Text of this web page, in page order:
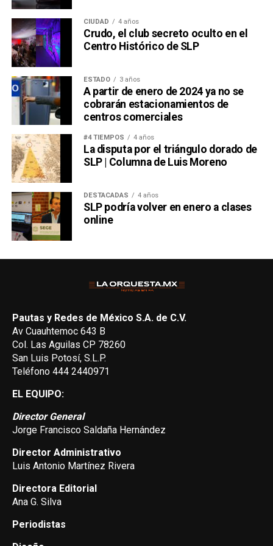
Borges tenía razón: son dos calvos peleándose por un
peine. Lo que el escritor no sabía, y seguramente no
hubiera querido saber considerando cuánto odiaba al
futbol, es que
ese peine hoy tiene la forma de un
boleto a la Final del domingo
También lee:
El Futbol Une al Mundo: Crónica de un Japón
vs Túnez
CIUDAD 4 años
Crudo, el club secreto oculto en el
Centro Histórico de SLP
ESTADO 3 años
A partir de enero de 2024 ya no se
cobrarán estacionamientos de
centros comerciales
#4 TIEMPOS 4 años
La disputa por el triángulo dorado de
SLP | Columna de Luis Moreno
DESTACADAS 4 años
SLP podría volver en enero a clases
online
Pautas y Redes de México S.A. de C.V.
Av Cuauhtemoc 643 B
Col. Las Aguilas CP 78260
San Luis Potosí, S.L.P.
Teléfono 444 2440971
EL EQUIPO:
Director General
Jorge Francisco Saldaña Hernández
Director Administrativo
Luis Antonio Martínez Rivera
Directora Editorial
Ana G. Silva
Periodistas